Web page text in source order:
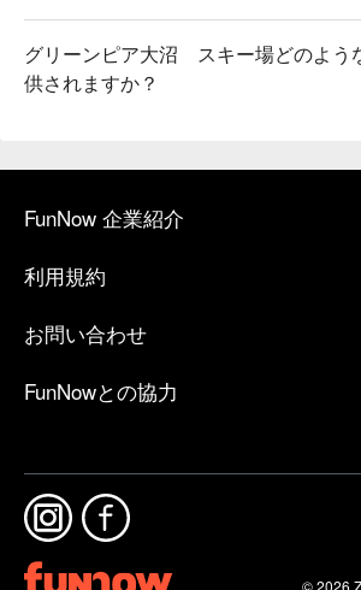
グリーンピア大沼 スキー場どのよう
供されますか？
FunNow 企業紹介
利用規約
お問い合わせ
FunNowとの協力
© 2026